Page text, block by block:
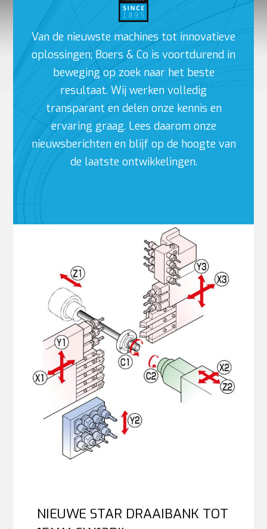
Van de nieuwste machines tot innovatieve
oplossingen; Boers & Co is voortdurend in
beweging op zoek naar het beste
resultaat. Wij werken volledig
transparant en delen onze kennis en
ervaring graag. Lees daarom onze
nieuwsberichten en blijf op de hoogte van
de laatste ontwikkelingen.
NIEUWE STAR DRAAIBANK TOT